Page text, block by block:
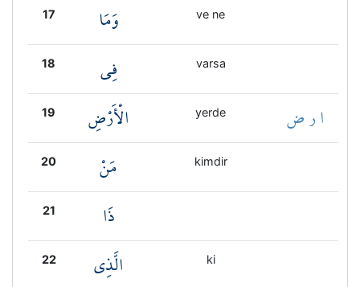
17 وَمَا ve ne
18 فِي varsa
19 الْأَرْضِ yerde ا ر ض
20 مَنْ kimdir
21 ذَا
22 الَّذِي ki